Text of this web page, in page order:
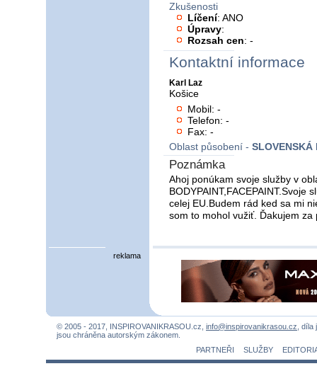
Zkušenosti
Líčení: ANO
Úpravy:
Rozsah cen: -
Kontaktní informace
Karl Laz
Košice
Mobil: -
Telefon: -
Fax: -
Oblast působení - SLOVENSKÁ
Poznámka
Ahoj ponúkam svoje služby v
BODYPAINT,FACEPAINT.Svoje
celej EU.Budem rád ked sa mi
som to mohol vužiť. Ďakujem za
reklama
© 2005 - 2017, INSPIROVANIKRASOU.cz, info@inspirovanikrasou.cz ,
jsou chráněna autorským zákonem.
PARTNEŘI
SLUŽBY